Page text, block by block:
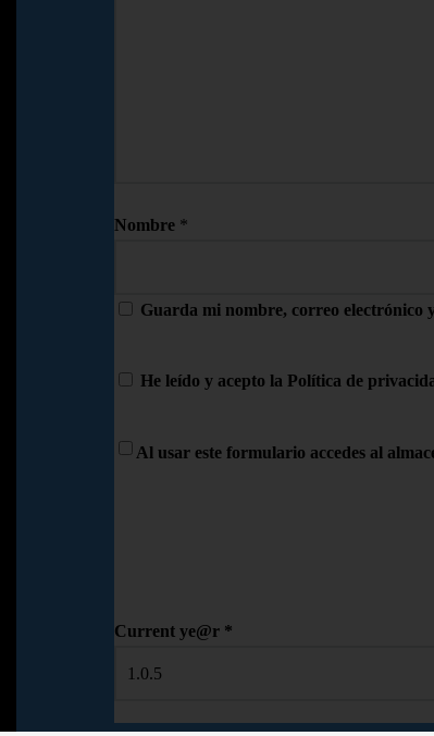
Nombre *
Guarda mi nombre, correo electrónico
He leído y acepto la Política de
Al usar este formulario accedes al
Current ye@r *